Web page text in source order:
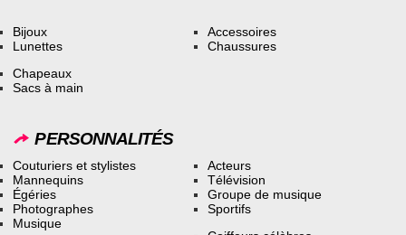
Bijoux
Lunettes
Accessoires
Chaussures
Chapeaux
Sacs à main
PERSONNALITÉS
Couturiers et stylistes
Mannequins
Égéries
Photographes
Musique
Acteurs
Télévision
Groupe de musique
Sportifs